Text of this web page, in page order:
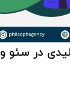
در سئو و